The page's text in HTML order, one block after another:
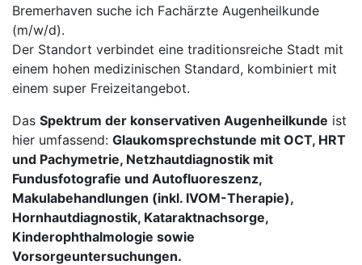
Bremerhaven suche ich Fachärzte Augenheilkunde
(m/w/d).
Der Standort verbindet eine traditionsreiche Stadt mit
einem hohen medizinischen Standard, kombiniert mit
einem super Freizeitangebot.
Das Spektrum der konservativen Augenheilkunde ist
hier umfassend: Glaukomsprechstunde mit OCT, HRT
und Pachymetrie, Netzhautdiagnostik mit
Fundusfotografie und Autofluoreszenz,
Makulabehandlungen (inkl. IVOM-Therapie),
Hornhautdiagnostik, Kataraktnachsorge,
Kinderophthalmologie sowie
Vorsorgeuntersuchungen.